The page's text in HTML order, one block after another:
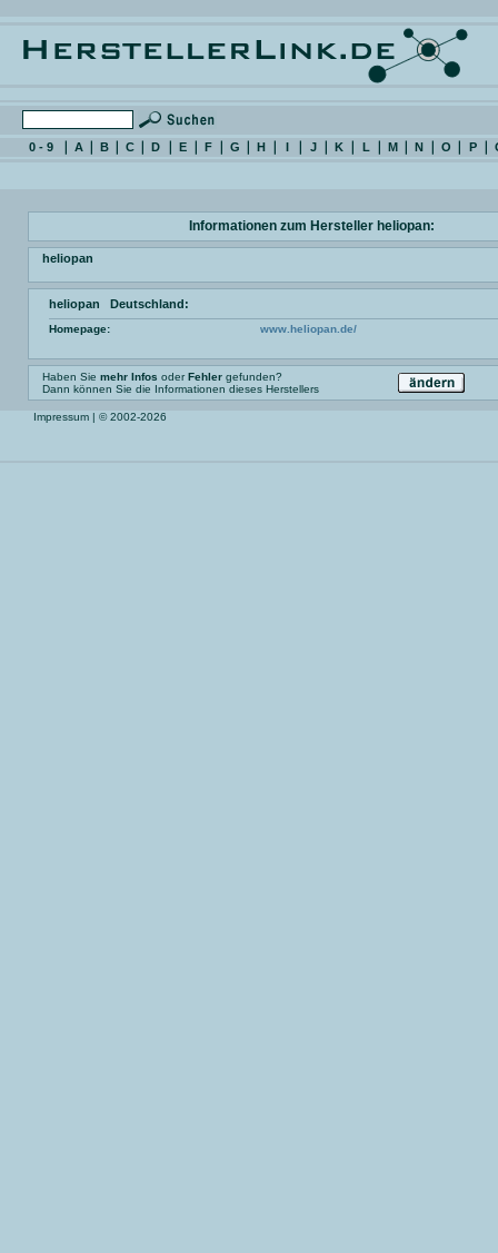
0 - 9 A B C D E F G H I J K L M N O P
Informationen zum Hersteller heliopan:
heliopan
heliopan Deutschland:
Homepage: www.heliopan.de/
Haben Sie mehr Infos oderFehler gefunden?
Dann können Sie die Informationen dieses Herstellers
Impressum | © 2002-2026